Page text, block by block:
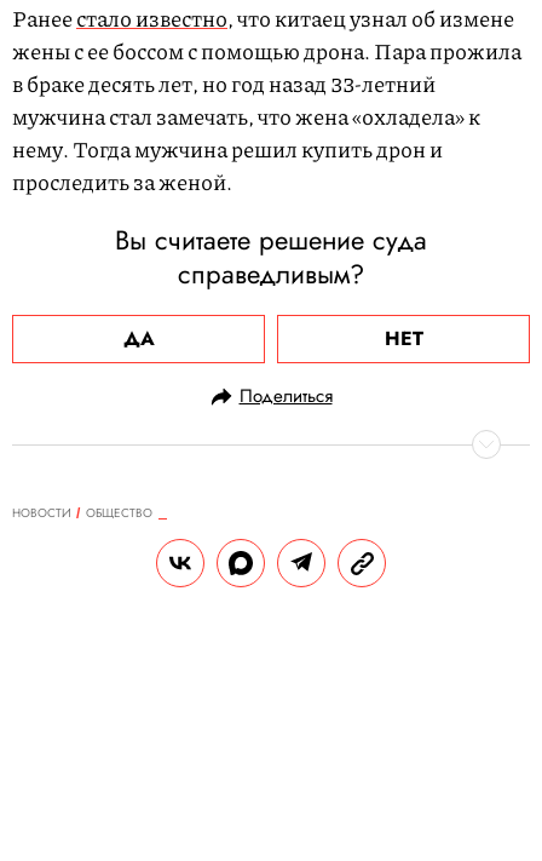
Ранеестало известно, что китаец узнал об измене
жены с ее боссом с помощью дрона. Пара прожила
в браке десять лет, но год назад 33-летний
мужчина стал замечать, что жена «охладела» к
нему. Тогда мужчина решил купить дрон и
проследить за женой.
Вы считаете решение суда
справедливым?
ДА НЕТ
Поделиться
НОВОСТИ
ОБЩЕСТВО
Кошка из Англии по кличке Табу